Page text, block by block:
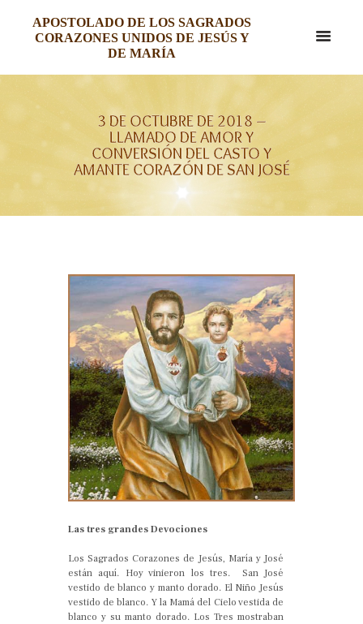
APOSTOLADO DE LOS SAGRADOS
CORAZONES UNIDOS DE JESÚS Y
DE MARÍA
3 DE OCTUBRE DE 2018 –
LLAMADO DE AMOR Y
CONVERSIÓN DEL CASTO Y
AMANTE CORAZÓN DE SAN JOSÉ
Las tres grandes Devociones
Los Sagrados Corazones de Jesús, María y José
están aquí. Hoy vinieron los tres. San José
vestido de blanco y manto dorado. El Niño Jesús
vestido de blanco. Y la Mamá del Cielo vestida de
blanco y su manto dorado. Los Tres mostraban